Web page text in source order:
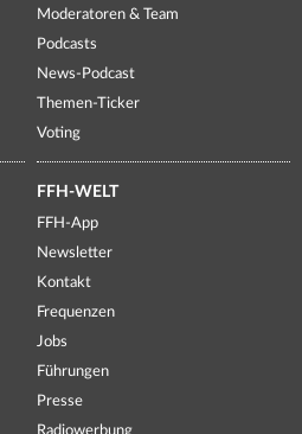
Moderatoren & Team
Podcasts
News-Podcast
Themen-Ticker
Voting
FFH-WELT
FFH-App
Newsletter
Kontakt
Frequenzen
Jobs
Führungen
Presse
Radiowerbung